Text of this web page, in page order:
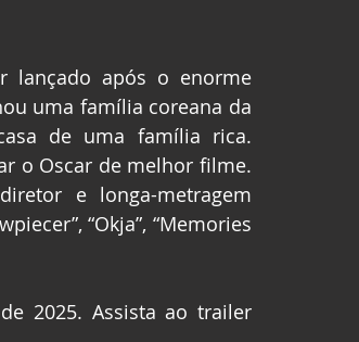
lançado após o enorme
uma família coreana da
de uma família rica.
o Oscar de melhor filme.
e longa-metragem
“Okja”, “Memories
2025. Assista ao trailer